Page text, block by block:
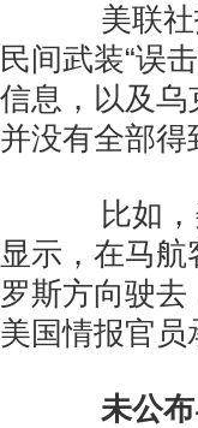
美联社
民间武装“误
信息，以及乌
并没有全部得
比如，
显示，在马航
罗斯方向驶
美国情报官
未公